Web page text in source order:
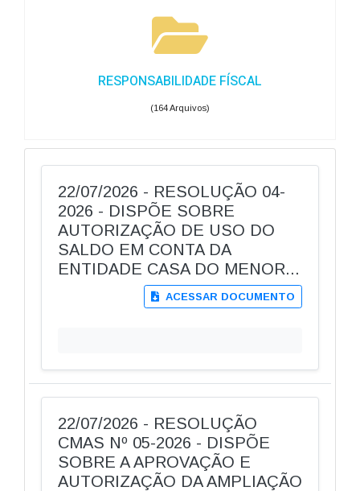
RESPONSABILIDADE FÍSCAL
(164 Arquivos)
22/07/2026 - RESOLUÇÃO 04-
2026 - DISPÕE SOBRE
AUTORIZAÇÃO DE USO DO
SALDO EM CONTA DA
ENTIDADE CASA DO MENOR...
ACESSAR DOCUMENTO
22/07/2026 - RESOLUÇÃO
CMAS Nº 05-2026 - DISPÕE
SOBRE A APROVAÇÃO E
AUTORIZAÇÃO DA AMPLIAÇÃO